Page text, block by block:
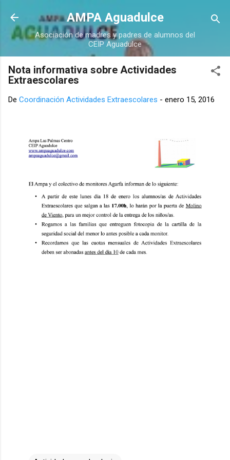
Ir al contenido principal
AMPA Aguadulce
Asociación de madres y padres de alumnos del
CEIP Aguadulce
Nota informativa sobre Actividades
Extraescolares
De Coordinación Actividades Extraescolares - enero 15, 2016